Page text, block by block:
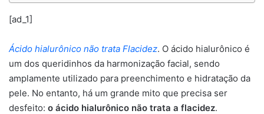
[ad_1]
Ácido hialurônico não trata Flacidez. O ácido hialurônico é
um dos queridinhos da harmonização facial, sendo
amplamente utilizado para preenchimento e hidratação da
pele. No entanto, há um grande mito que precisa ser
desfeito: o ácido hialurônico não trata a flacidez.